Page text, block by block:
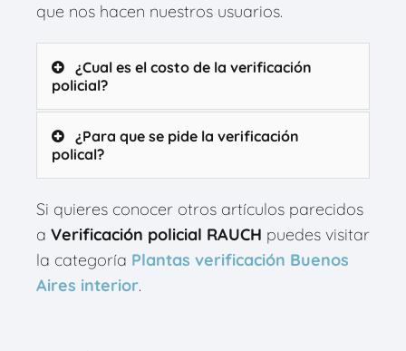
que nos hacen nuestros usuarios.
¿Cual es el costo de la verificación
policial?
¿Para que se pide la verificación
polical?
Si quieres conocer otros artículos parecidos
a Verificación policial RAUCH puedes visitar
la categoría Plantas verificación Buenos
Aires interior.